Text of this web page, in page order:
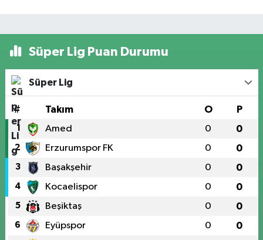
Süper Lig Puan Durumu
Süper Lig
# Takım O P
1 Amed 0 0
2 Erzurumspor FK 0 0
3 Başakşehir 0 0
4 Kocaelispor 0 0
5 Beşiktaş 0 0
6 Eyüpspor 0 0